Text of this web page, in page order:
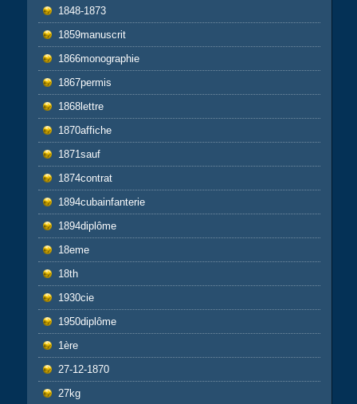
1848-1873
1859manuscrit
1866monographie
1867permis
1868lettre
1870affiche
1871sauf
1874contrat
1894cubainfanterie
1894diplôme
18eme
18th
1930cie
1950diplôme
1ère
27-12-1870
27kg